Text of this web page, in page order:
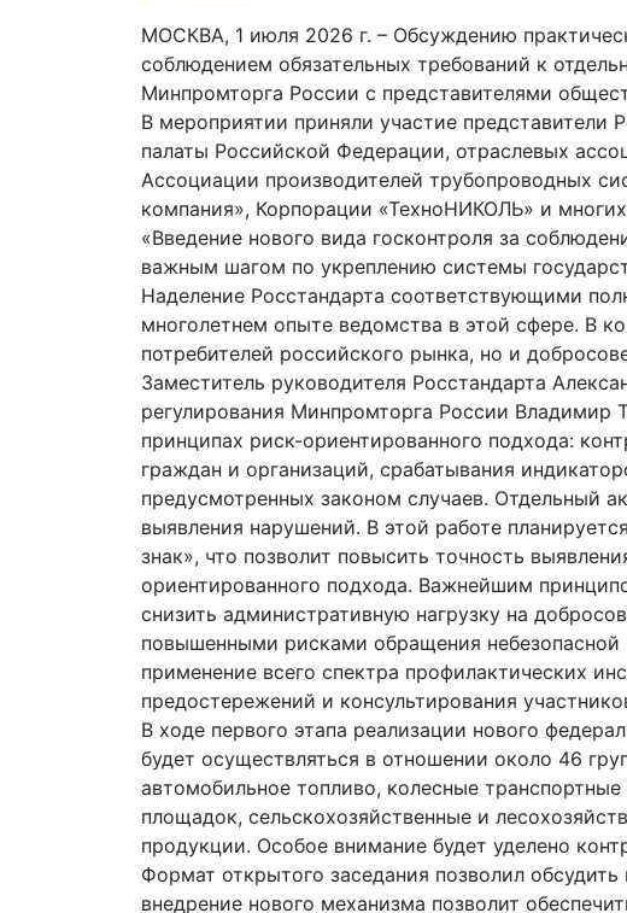
МОСКВА, 1 июля 2026 г. – Обсуждению
соблюдением обязательных требований к
Минпромторга России с представителями
В мероприятии приняли участие
палаты Российской Федерации, отраслевых
Ассоциации производителей трубопроводных
компания», Корпорации «ТехноНИКОЛЬ» и
«Введение нового вида госконтроля за
важным шагом по укреплению системы
Наделение Росстандарта соответствующими
многолетнем опыте ведомства в этой сфере. В
потребителей российского рынка, но и
Заместитель руководителя Росстандарта
регулирования Минпромторга России Владимир
принципах риск-ориентированного подхода:
граждан и организаций, срабатывания
предусмотренных законом случаев. Отдельный
выявления нарушений. В этой работе
знак», что позволит повысить точность
ориентированного подхода. Важнейшим
снизить административную нагрузку на
повышенными рисками обращения небезопасной
применение всего спектра профилактических
предостережений и консультирования
В ходе первого этапа реализации нового
будет осуществляться в отношении около 46
автомобильное топливо, колесные
площадок, сельскохозяйственные и
продукции. Особое внимание будет уделено
Формат открытого заседания позволил
внедрение нового механизма позволит